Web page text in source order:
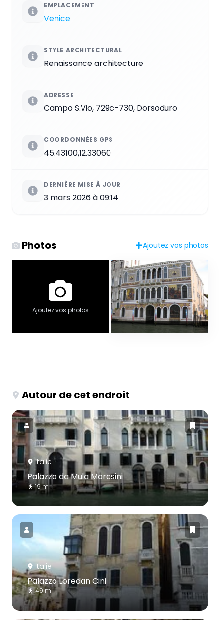
EMPLACEMENT
Venice
STYLE ARCHITECTURAL
Renaissance architecture
ADRESSE
Campo S.Vio, 729c-730, Dorsoduro
COORDONNÉES GPS
45.43100,12.33060
DERNIÈRE MISE À JOUR
3 mars 2026 à 09:14
Photos Ajoutez vos photos
Ajoutez vos photos
Autour de cet endroit
Italie
Palazzo da Mula Morosini
19 m
Italie
Palazzo Loredan Cini
49 m